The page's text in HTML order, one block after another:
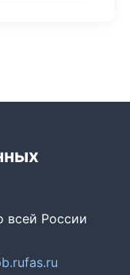
всей России
fas.ru